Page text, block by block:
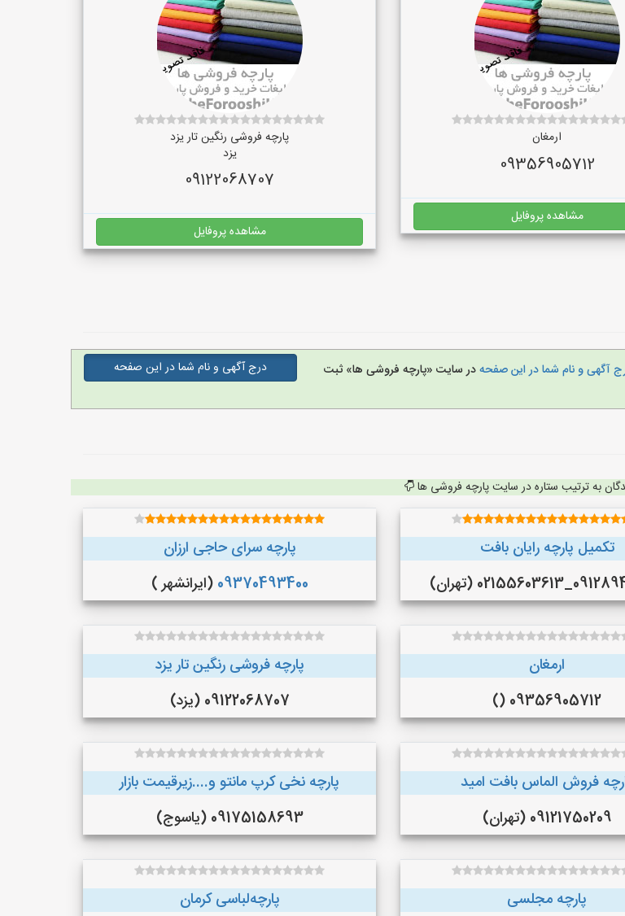
ارمغان
09356905712
مشاهده پروفایل
پارچه فروشی رنگین تار یزد
یزد
09122068707
مشاهده پروفایل
آگهی و نام شما در این صفحهدر سایت «پارچه فروشی ها» ثبت
درج آگهی و نام شما در این صفحه
به ترتیب ستاره در سایت پارچه فروشی ها
تکمیل پارچه رایان بافت
(تهران)
پارچه سرای حاجی ارزان
09370493400 (ایرانشهر )
ارمغان
09356905712 ()
پارچه فروشی رنگین تار یزد
09122068707 (یزد)
فروش الماس بافت امید
09121750209 (تهران)
پارچه نخی کرپ مانتو و....زیرقیمت بازار
09175158693 (یاسوج)
پارچه مجلسی پارچه‌لباسی کرمان